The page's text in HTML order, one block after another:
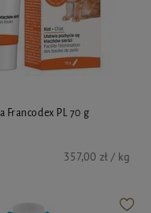
Francodex PL 70 g
357,00 zł / kg